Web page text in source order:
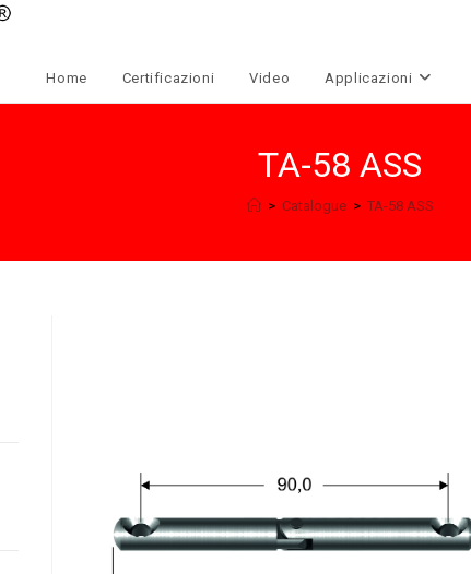
Home Certificazioni Video Applicazioni
TA-58 ASS
> Catalogue > TA-58 ASS